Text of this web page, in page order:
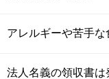
アレルギーや苦手な
法人名義の領収書は